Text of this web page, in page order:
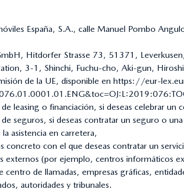
España, S.A., calle Manuel Pombo
Hitdorfer Strasse 73, 51371,
3-1, Shinchi, Fuchu-cho, Aki-gun,
de la UE, disponible en https://eur-
leasing o financiación, si deseas celebrar un
seguros, si deseas contratar un seguro o
asistencia en carretera,
concreto con el que deseas contratar un
externos (por ejemplo, centros informáticos
centro de llamadas, empresas gráficas,
autoridades y tribunales.